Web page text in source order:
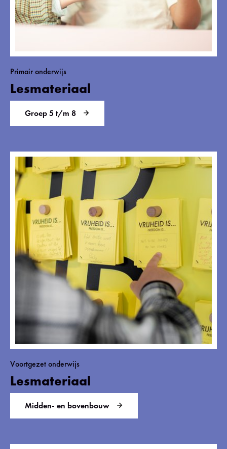
Lesmateriaal
Primair onderwijs
Groep 5 t/m 8
Lesmateriaal
Voortgezet onderwijs
Midden- en bovenbouw